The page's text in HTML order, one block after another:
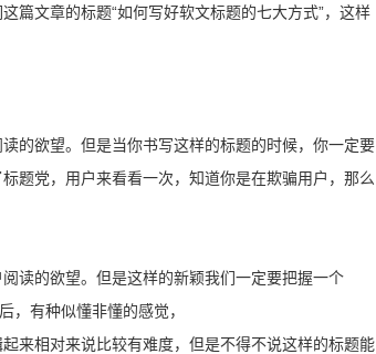
篇文章的标题“如何写好软文标题的七大方式”，这样
的欲望。但是当你书写这样的标题的时候，你一定要
题党，用户来看看一次，知道你是在欺骗用户，那么
读的欲望。但是这样的新颖我们一定要把握一个
，有种似懂非懂的感觉，
来相对来说比较有难度，但是不得不说这样的标题能